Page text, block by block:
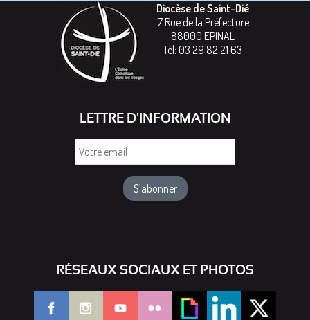
Diocèse de Saint-Dié
7 Rue de la Préfecture
88000 EPINAL
Tél: 03 29 82 21 63
LETTRE D'INFORMATION
RÉSEAUX SOCIAUX ET PHOTOS